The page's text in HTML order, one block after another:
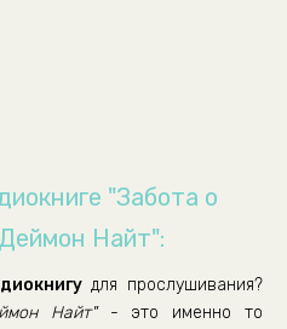
"Забота о
Найт":
для прослушивания?
Найт"- это именно то